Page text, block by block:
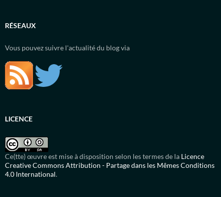
RÉSEAUX
Vous pouvez suivre l'actualité du blog via
LICENCE
Ce(tte) œuvre est mise à disposition selon les termes de la Licence
Creative Commons Attribution - Partage dans les Mêmes Conditions
4.0 International.